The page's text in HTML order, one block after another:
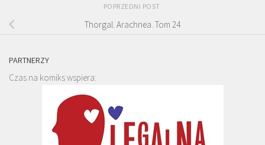
POPRZEDNI POST
Thorgal. Arachnea. Tom 24
PARTNERZY
Czas na komiks wspiera: